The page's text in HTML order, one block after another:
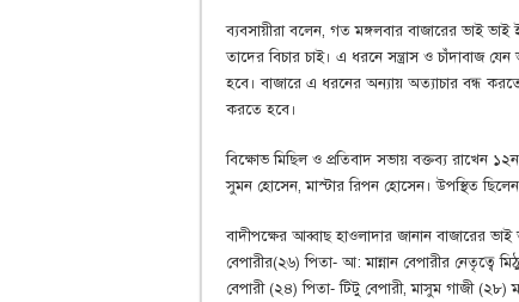
ব্যবসায়ীরা বলেন, গত মঙ্গলবার বাজারের ভাই ভাই
তাদের বিচার চাই। এ ধরনে সন্ত্রাস ও চাঁদাবাজ
হবে। বাজারে এ ধরনের অন্যায় অত্যাচার বন্ধ
করতে হবে।
বিক্ষোভ মিছিল ও প্রতিবাদ সভায় বক্তব্য রাখেন
সুমন হোসেন, মাস্টার রিপন হোসেন। উপস্থিত ছিলেন
বাদীপক্ষের আব্বাছ হাওলাদার জানান বাজারের ভাই
বেপারীর(২৬) পিতা- আ: মান্নান বেপারীর নেতৃত্বে
বেপারী (২৪) পিতা- টিটু বেপারী, মাসুম গাজী